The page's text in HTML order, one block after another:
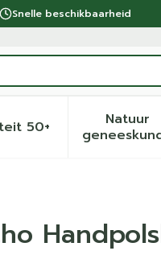
Snelle beschikbaarheid
categorie
en vitamines
Zwangerschap en
50+
Toon submenu voor
Natuur
N2